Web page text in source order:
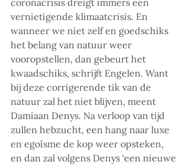
vernietigende klimaatcrisis. En
wanneer we niet zelf en goedschiks
het belang van natuur weer
vooropstellen, dan gebeurt het
kwaadschiks, schrijft Engelen. Want
bij deze corrigerende tik van de
natuur zal het niet blijven, meent
Damiaan Denys. Na verloop van tijd
zullen hebzucht, een hang naar luxe
en egoïsme de kop weer opsteken,
en dan zal volgens Denys ‘een nieuwe